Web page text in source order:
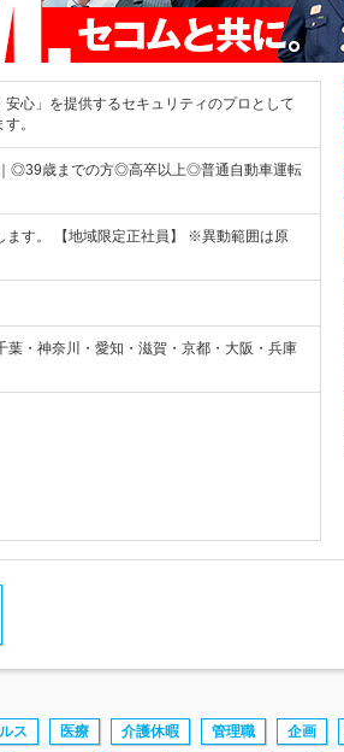
心」を提供するセキュリティのプロとして
。
◎39歳までの方◎高卒以上◎普通自動車運転
ます。 【地域限定正社員】 ※異動範囲は原
・神奈川・愛知・滋賀・京都・大阪・兵庫
ス 医療 介護休暇 管理職 企画